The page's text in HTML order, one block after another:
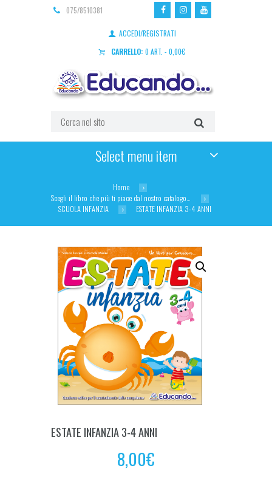
075/8510381
ACCEDI/REGISTRATI
CARRELLO: 0 ART. - 0,00€
Select menu item
Home
Scegli il libro che più ti piace dal nostro catalogo…
SCUOLA INFANZIA
ESTATE INFANZIA 3-4 ANNI
ESTATE INFANZIA 3-4 ANNI
8,00€